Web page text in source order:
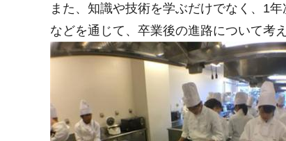
また、知識や技術を学ぶだけでなく、1
などを通じて、卒業後の進路について考